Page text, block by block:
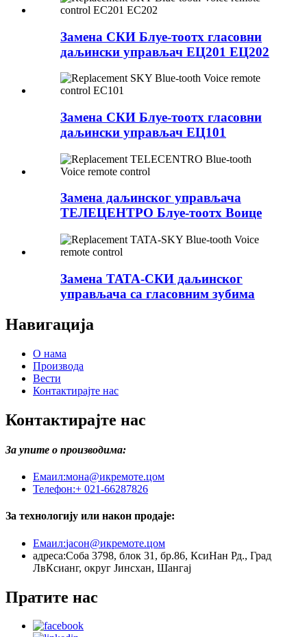
Замена СКИ Блуе-тоотх гласовни
даљински управљач ЕЦ201 ЕЦ202
Замена СКИ Блуе-тоотх гласовни
даљински управљач ЕЦ101
Замена даљинског управљача
ТЕЛЕЦЕНТРО Блуе-тоотх Воице
Замена ТАТА-СКИ даљинског
управљача са гласовним зубима
Навигација
О нама
Производа
Вести
Контактирајте нас
Контактирајте нас
За упите о производима:
Емаил:мона@икремоте.цом
Телефон:+ 021-66287826
За технологију или након продаје:
Емаил:јасон@икремоте.цом
адреса:Соба 3798, блок 31, бр.86, КсиНан Рд., Град
ЛвКсианг, округ Јинсхан, Шангај
Пратите нас